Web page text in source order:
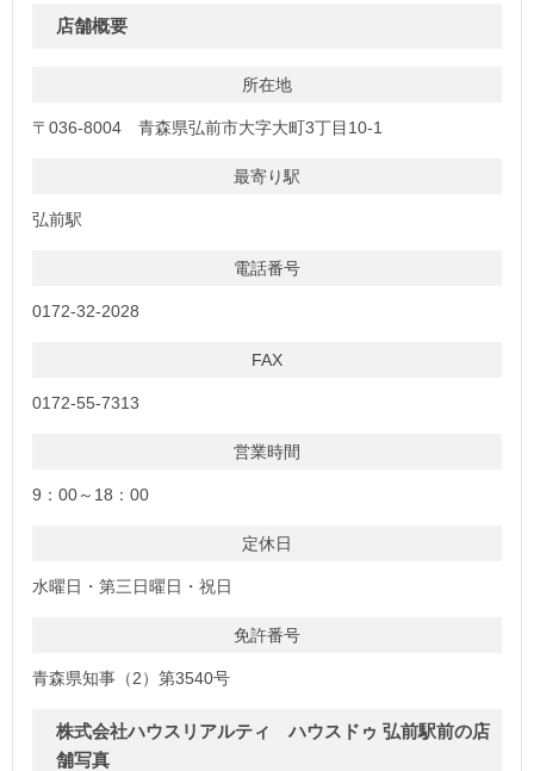
店舗概要
所在地
〒036-8004 青森県弘前市大字大町3丁目10-1
最寄り駅
弘前駅
電話番号
0172-32-2028
FAX
0172-55-7313
営業時間
9：00～18：00
定休日
水曜日・第三日曜日・祝日
免許番号
青森県知事（2）第3540号
株式会社ハウスリアルティ ハウスドゥ 弘前駅前の店
舗写真